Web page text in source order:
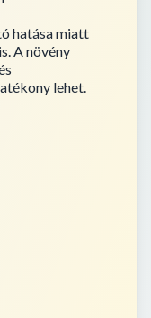
hatása miatt
A növény
lehet.